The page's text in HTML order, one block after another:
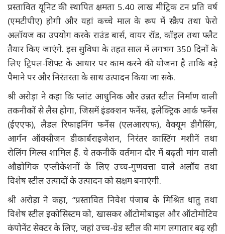
प्रस्तावित यूनिट की स्थापित क्षमता 5.40 लाख मीट्रिक टन प्रति वर्ष
(एमटीपीए) होगी और यहां कच्चे माल के रूप में स्क्रैप तथा फेरो
अलॉयज का उपयोग करके राउंड बार्स, वायर रॉड, कॉइल तथा फ्लैट
तैयार किए जाएंगे. इस सुविधा के तहत साल में लगभग 350 दिनों के
लिए ट्रिपल-शिफ्ट के आधार पर काम करने की योजना है ताकि बड़े
पैमाने पर और निरंतरता के साथ उत्पादन किया जा सके.
श्री अरोड़ा ने कहा कि प्लांट आधुनिक और उन्नत स्टील निर्माण वाली
तकनीकों से लैस होगा, जिसमें इंडक्शन फर्नेस, इलेक्ट्रिक आर्क फर्नेस
(ईएएफ), लैडल रिफाइनिंग फर्नेस (एलआरएफ), वैक्यूम डीगैसिंग,
आर्गन ऑक्सीजन डीकार्बराइजेशन, निरंतर कास्टिंग मशीनें तथा
रोलिंग मिल्स शामिल हैं. ये तकनीकें वर्तमान दौर में बढ़ती मांग वाली
औद्योगिक एप्लीकेशनों के लिए उच्च-गुणवत्ता वाले अलॉय तथा
विशेष स्टील उत्पादों के उत्पादन को सक्षम बनाएंगी.
श्री अरोड़ा ने कहा, ‘‘प्रस्तावित निवेश पंजाब के मिश्रित धातु तथा
विशेष स्टील इकोसिस्टम को, खासकर ऑटोमोबाइल और ऑटोमोटिव
कंपोनेंट सेक्टर के लिए, जहां उच्च-ग्रेड स्टील की मांग लगातार बढ़ रही